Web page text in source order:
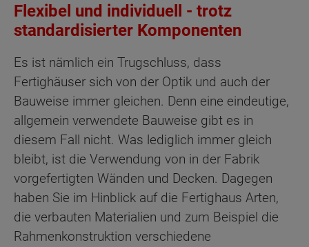
Flexibel und individuell - trotz
standardisierter Komponenten
Es ist nämlich ein Trugschluss, dass
Fertighäuser sich von der Optik und auch der
Bauweise immer gleichen. Denn eine eindeutige,
allgemein verwendete Bauweise gibt es in
diesem Fall nicht. Was lediglich immer gleich
bleibt, ist die Verwendung von in der Fabrik
vorgefertigten Wänden und Decken. Dagegen
haben Sie im Hinblick auf die Fertighaus Arten,
die verbauten Materialien und zum Beispiel die
Rahmenkonstruktion verschiedene